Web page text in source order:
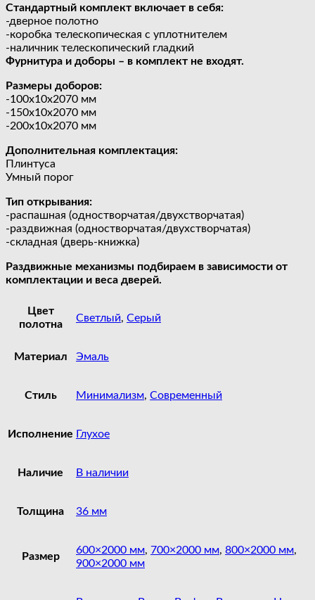
Стандартный комплект включает в себя:
-дверное полотно
-коробка телескопическая с уплотнителем
-наличник телескопический гладкий
Фурнитура и доборы – в комплект не входят.
Размеры доборов:
-100х10х2070 мм
-150х10х2070 мм
-200х10х2070 мм
Дополнительная комплектация:
Плинтуса
Умный порог
Тип открывания:
-распашная (одностворчатая/двухстворчатая)
-раздвижная (одностворчатая/двухстворчатая)
-складная (дверь-книжка)
Раздвижные механизмы подбираем в зависимости от
комплектации и веса дверей.
Цвет
полотна
Светлый, Серый
Материал Эмаль
Стиль Минимализм, Современный
Исполнение Глухое
Наличие В наличии
Толщина 36 мм
Размер
600×2000 мм, 700×2000 мм, 800×2000 мм,
900×2000 мм